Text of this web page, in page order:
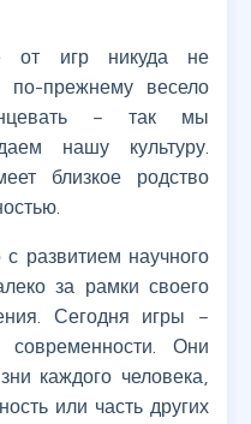
от игр никуда не
по-прежнему весело
– так мы
нашу культуру.
близкое родство
развитием научного
за рамки своего
Сегодня игры –
Они
каждого человека,
или часть других